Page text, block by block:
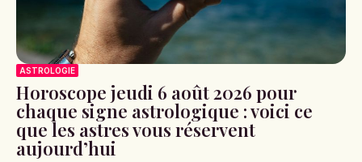
ASTROLOGIE
Horoscope jeudi 6 août 2026 pour
chaque signe astrologique : voici ce
que les astres vous réservent
aujourd’hui